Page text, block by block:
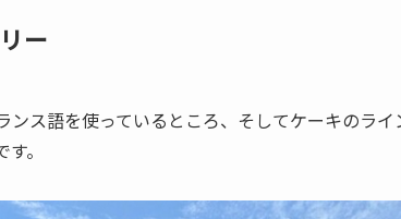
ー
ンス語を使っているところ、そしてケーキのラ
。